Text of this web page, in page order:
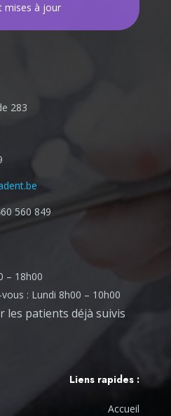
mises à jour
283
560 849
– 18h00
: Lundi 8h00 – 10h00
les patients déjà suivis
Liens rapides :
Accueil